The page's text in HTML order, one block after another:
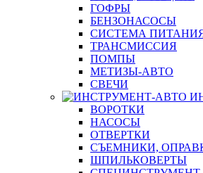
ГОФРЫ
БЕНЗОНАСОСЫ
СИСТЕМА
ТРАНСМИССИЯ
ПОМПЫ
МЕТИЗЫ-АВТО
СВЕЧИ
ВОРОТКИ
НАСОСЫ
ОТВЕРТКИ
СЪЕМНИКИ,
ШПИЛЬКОВЕРТЫ